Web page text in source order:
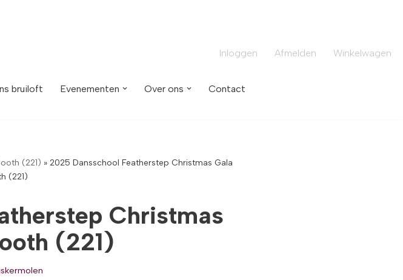
Inloggen Afmelden Winkelwagen
bruiloft Evenementen Over ons Contact
(221) » 2025 Dansschool Featherstep Christmas Gala
(221)
Christmas
(221)